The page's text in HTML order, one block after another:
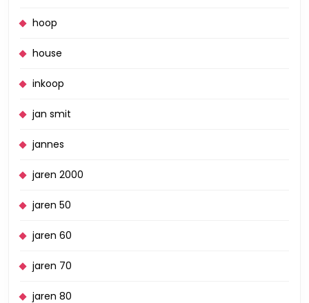
hoop
house
inkoop
jan smit
jannes
jaren 2000
jaren 50
jaren 60
jaren 70
jaren 80